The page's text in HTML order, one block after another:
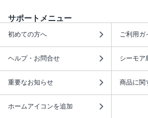
サポートメニュー
初めての方へ ご利用ガ
ヘルプ・お問合せ シーモア
重要なお知らせ 商品に関
ホームアイコンを追加